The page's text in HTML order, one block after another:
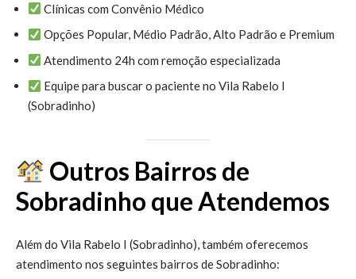
Clínicas com Convênio Médico
Opções Popular, Médio Padrão, Alto Padrão e Premium
Atendimento 24h com remoção especializada
Equipe para buscar o paciente no Vila Rabelo I
(Sobradinho)
Outros Bairros de
Sobradinho que Atendemos
Além do Vila Rabelo I (Sobradinho), também oferecemos
atendimento nos seguintes bairros de Sobradinho: